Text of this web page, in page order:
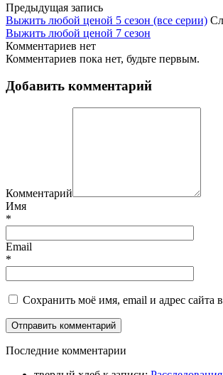
Предыдущая запись
Выжить любой ценой 5 сезон (все серии)
Выжить любой ценой 7 сезон
Комментариев нет
Комментариев пока нет, будьте первым.
Добавить комментарий
Комментарий
Имя
*
Email
*
Сохранить моё имя, email и адрес сайта
Последние комментарии